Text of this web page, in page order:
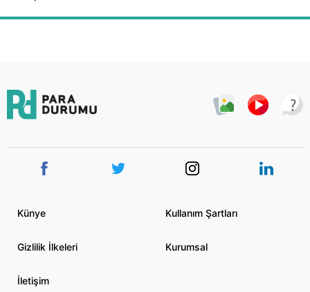
Künye Kullanım Şartları
Gizlilik İlkeleri Kurumsal
İletişim